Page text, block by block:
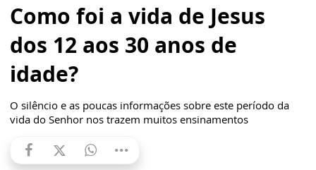
Como foi a vida de Jesus
dos 12 aos 30 anos de
idade?
O silêncio e as poucas informações sobre este período da
vida do Senhor nos trazem muitos ensinamentos